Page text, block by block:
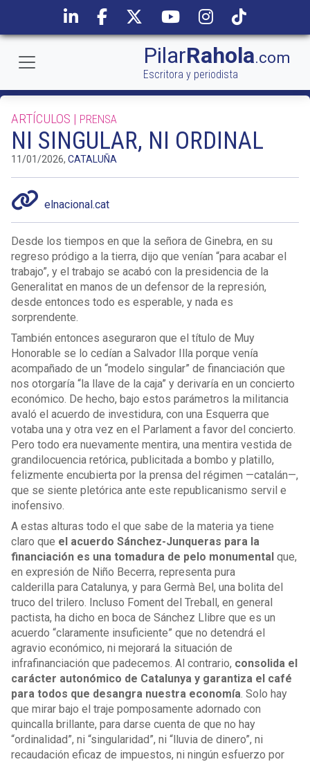
PilarRahola.com
Escritora y periodista
ARTÍCULOS | PRENSA
NI SINGULAR, NI ORDINAL
11/01/2026, CATALUÑA
elnacional.cat
Desde los tiempos en que la señora de Ginebra, en su
regreso pródigo a la tierra, dijo que venían “para acabar el
trabajo”, y el trabajo se acabó con la presidencia de la
Generalitat en manos de un defensor de la represión,
desde entonces todo es esperable, y nada es
sorprendente.
También entonces aseguraron que el título de Muy
Honorable se lo cedían a Salvador Illa porque venía
acompañado de un “modelo singular” de financiación que
nos otorgaría “la llave de la caja” y derivaría en un concierto
económico. De hecho, bajo estos parámetros la militancia
avaló el acuerdo de investidura, con una Esquerra que
votaba una y otra vez en el Parlament a favor del concierto.
Pero todo era nuevamente mentira, una mentira vestida de
grandilocuencia retórica, publicitada a bombo y platillo,
felizmente encubierta por la prensa del régimen —catalán—,
que se siente pletórica ante este republicanismo servil e
inofensivo.
A estas alturas todo el que sabe de la materia ya tiene
claro que el acuerdo Sánchez-Junqueras para la
financiación es una tomadura de pelo monumental que,
en expresión de Niño Becerra, representa pura
calderilla para Catalunya, y para Germà Bel, una bolita del
truco del trilero. Incluso Foment del Treball, en general
pactista, ha dicho en boca de Sánchez Llibre que es un
acuerdo “claramente insuficiente” que no detendrá el
agravio económico, ni mejorará la situación de
infrafinanciación que padecemos. Al contrario, consolida el
carácter autonómico de Catalunya y garantiza el café
para todos que desangra nuestra economía. Solo hay
que mirar bajo el traje pomposamente adornado con
quincalla brillante, para darse cuenta de que no hay
“ordinalidad”, ni “singularidad”, ni “lluvia de dinero”, ni
recaudación eficaz de impuestos, ni ningún esfuerzo por